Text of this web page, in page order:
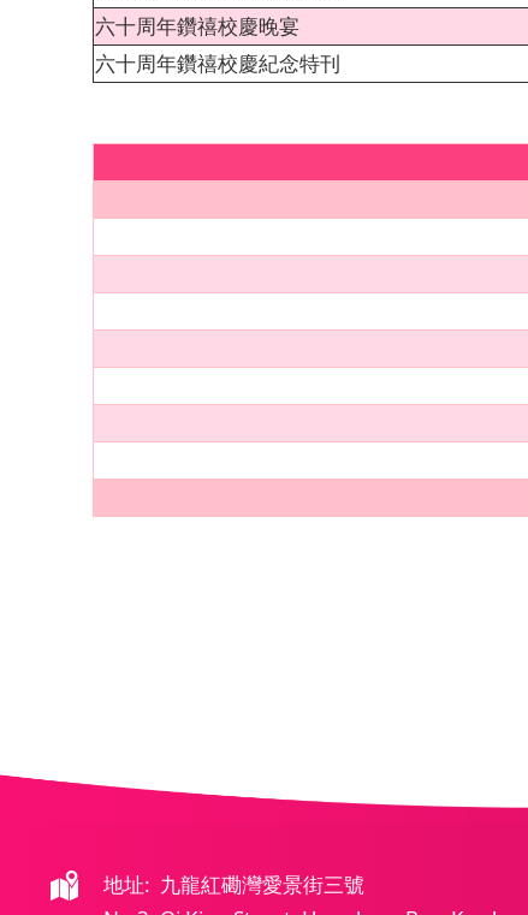
六十周年鑽禧校慶晚宴
六十周年鑽禧校慶紀念特刊
地址: 九龍紅磡灣愛景街三號